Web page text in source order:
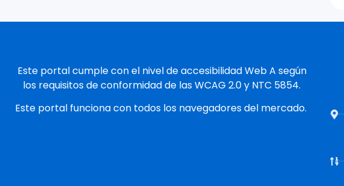
Este portal cumple con el nivel de accesibilidad Web A según
los requisitos de conformidad de las WCAG 2.0 y NTC 5854.
Este portal funciona con todos los navegadores del mercado.